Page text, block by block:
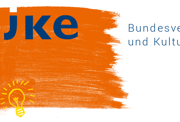
und